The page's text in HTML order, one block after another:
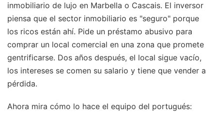
inmobiliario de lujo en Marbella o Cascais. El inversor
piensa que el sector inmobiliario es "seguro" porque
los ricos están ahí. Pide un préstamo abusivo para
comprar un local comercial en una zona que promete
gentrificarse. Dos años después, el local sigue vacío,
los intereses se comen su salario y tiene que vender a
pérdida.
Ahora mira cómo lo hace el equipo del portugués: